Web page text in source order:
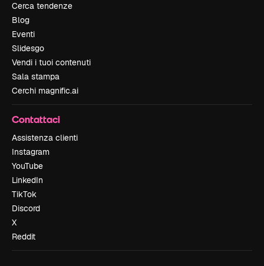
Cerca tendenze
Blog
Eventi
Slidesgo
Vendi i tuoi contenuti
Sala stampa
Cerchi magnific.ai
Contattaci
Assistenza clienti
Instagram
YouTube
LinkedIn
TikTok
Discord
X
Reddit